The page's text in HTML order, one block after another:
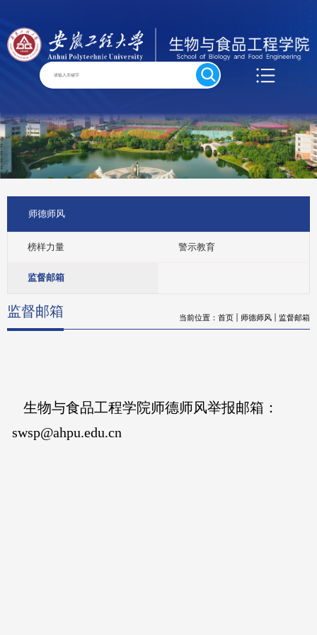
师德师风
榜样力量 警示教育
监督邮箱
当前位置： 首页 师德师风 监督邮箱
监督邮箱
生物与食品工程学院师德师风举报邮箱：
swsp@ahpu.edu.cn